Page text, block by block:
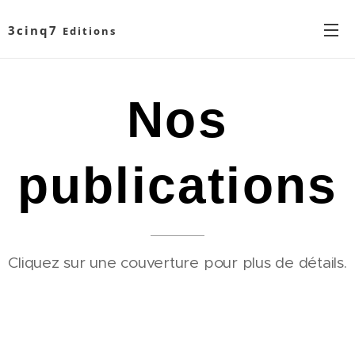
3cinq7 Editions
Nos
publications
Cliquez sur une couverture pour plus de détails.